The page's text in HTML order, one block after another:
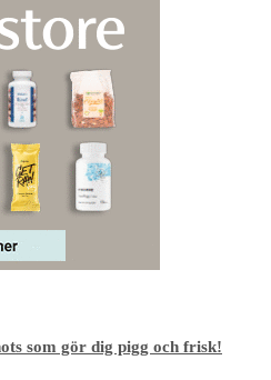
som gör dig pigg och frisk!